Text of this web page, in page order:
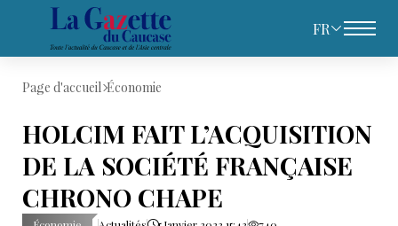
FR
Page d'accueil Économie
HOLCIM FAIT L’ACQUISITION
DE LA SOCIÉTÉ FRANÇAISE
CHRONO CHAPE